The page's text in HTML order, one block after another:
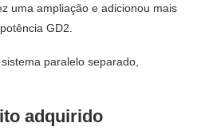
uma ampliação e adicionou mais
GD2.
paralelo separado,
adquirido